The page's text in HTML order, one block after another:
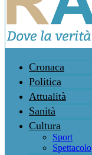
Cronaca
Politica
Attualità
Sanità
Cultura
Sport
Spettacolo